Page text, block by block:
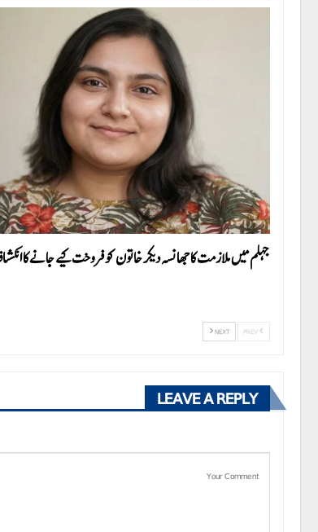
جہلم میں ملازمت کا جھانسہ دیکر خاتون کو فروخت کیے جانے کا
NEXT
LEAVE A REPLY